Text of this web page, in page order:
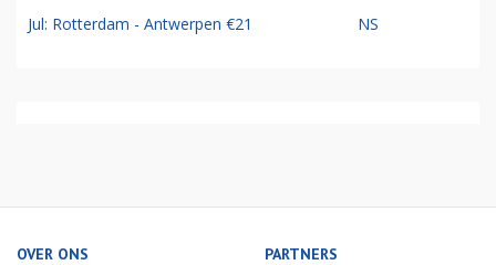
Jul: Rotterdam - Antwerpen €21 NS
OVER ONS PARTNERS